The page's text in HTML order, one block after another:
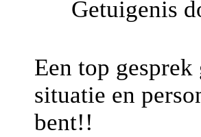
Getuigenis
Een top
situatie en
bent!!